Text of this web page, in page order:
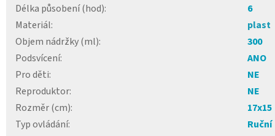
Délka působení (hod):
6
Materiál:
plast
Objem nádržky (ml):
300
Podsvícení:
ANO
Pro děti:
NE
Reproduktor:
NE
Rozměr (cm):
17x15
Typ ovládání:
Ruční